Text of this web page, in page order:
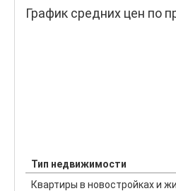
График средних цен по
Тип недвижимости
Квартиры в новостройках и